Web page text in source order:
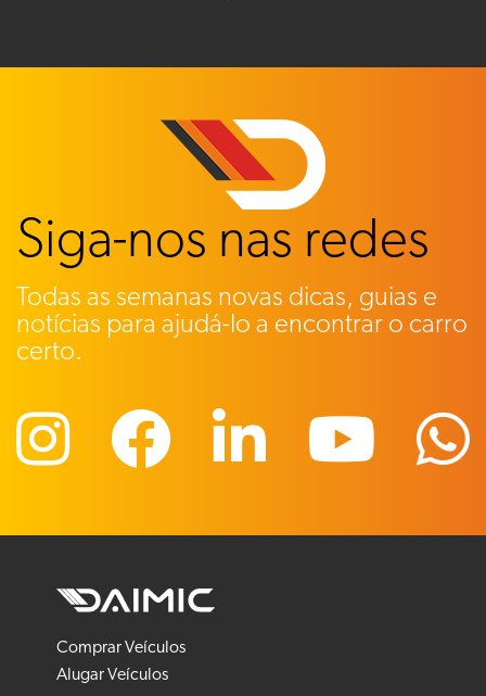
Siga-nos nas redes
Todas as semanas novas dicas, guias e
notícias para ajudá-lo a encontrar o carro
certo.
Comprar Veículos
Alugar Veículos